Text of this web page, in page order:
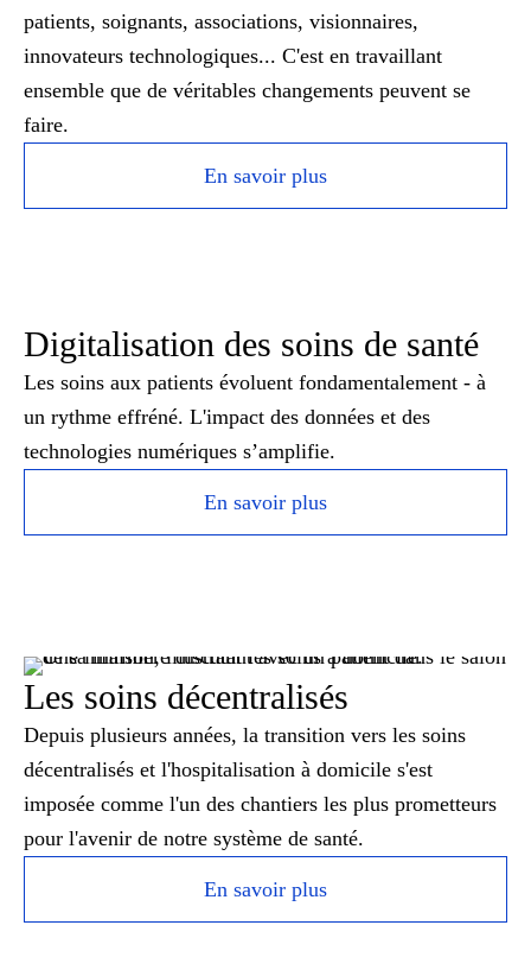
patients, soignants, associations, visionnaires,
innovateurs technologiques... C'est en travaillant
ensemble que de véritables changements peuvent se
faire.
En savoir plus
Digitalisation des soins de santé
Les soins aux patients évoluent fondamentalement - à
un rythme effréné. L'impact des données et des
technologies numériques s’amplifie.
En savoir plus
Les soins décentralisés
Depuis plusieurs années, la transition vers les soins
décentralisés et l'hospitalisation à domicile s'est
imposée comme l'un des chantiers les plus prometteurs
pour l'avenir de notre système de santé.
En savoir plus